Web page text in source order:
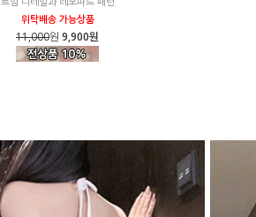
위탁배송 가능상품
11,000원 9,900원